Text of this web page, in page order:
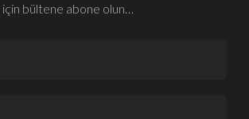
bültene abone olun…